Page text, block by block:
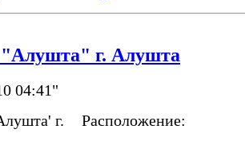
г. Алушта
04:41"
Расположение: